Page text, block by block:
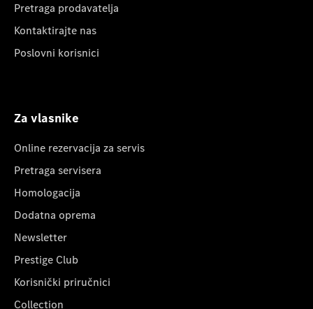
Pretraga prodavatelja
Kontaktirajte nas
Poslovni korisnici
Za vlasnike
Online rezervacija za servis
Pretraga servisera
Homologacija
Dodatna oprema
Newsletter
Prestige Club
Korisnički priručnici
Collection